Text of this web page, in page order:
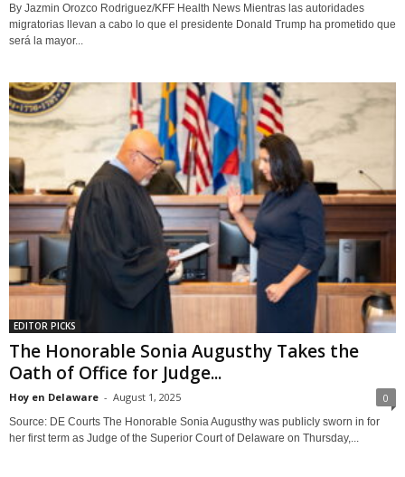
By Jazmin Orozco Rodriguez/KFF Health News Mientras las autoridades
migratorias llevan a cabo lo que el presidente Donald Trump ha prometido que
será la mayor...
EDITOR PICKS
The Honorable Sonia Augusthy Takes the
Oath of Office for Judge...
Hoy en Delaware - August 1, 2025 0
Source: DE Courts The Honorable Sonia Augusthy was publicly sworn in for
her first term as Judge of the Superior Court of Delaware on Thursday,...